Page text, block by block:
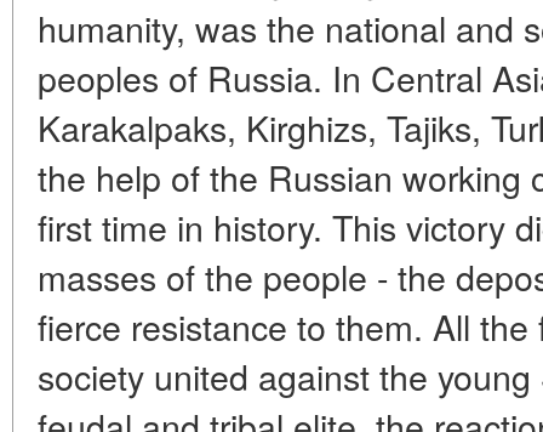
humanity, was the national and
peoples of Russia. In Central
Karakalpaks, Kirghizs, Tajiks,
the help of the Russian working
first time in history. This victory
masses of the people - the
fierce resistance to them. All
society united against the